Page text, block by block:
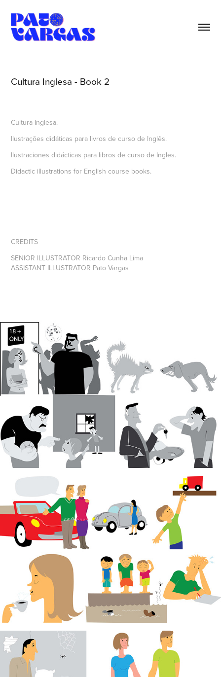
Cultura Inglesa - Book 2
Cultura Inglesa.
Ilustrações didáticas para livros de curso de Inglês.
Ilustraciones didácticas para libros de curso de Ingles.
Didactic illustrations for English course books.
CREDITS
SENIOR ILLUSTRATOR Ricardo Cunha Lima
ASSISTANT ILLUSTRATOR Pato Vargas